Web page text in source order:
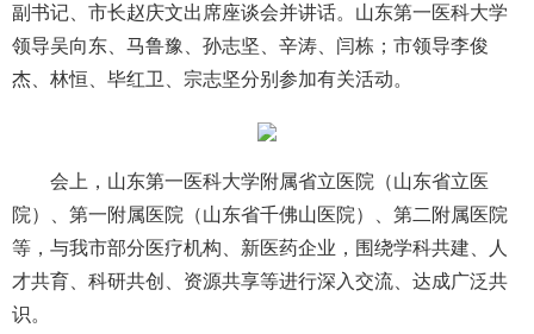
副书记、市长赵庆文出席座谈会并讲话。山东第一医科大学
领导吴向东、马鲁豫、孙志坚、辛涛、闫栋；市领导李俊
杰、林恒、毕红卫、宗志坚分别参加有关活动。
会上，山东第一医科大学附属省立医院（山东省立医
院）、第一附属医院（山东省千佛山医院）、第二附属医院
等，与我市部分医疗机构、新医药企业，围绕学科共建、人
才共育、科研共创、资源共享等进行深入交流、达成广泛共
识。